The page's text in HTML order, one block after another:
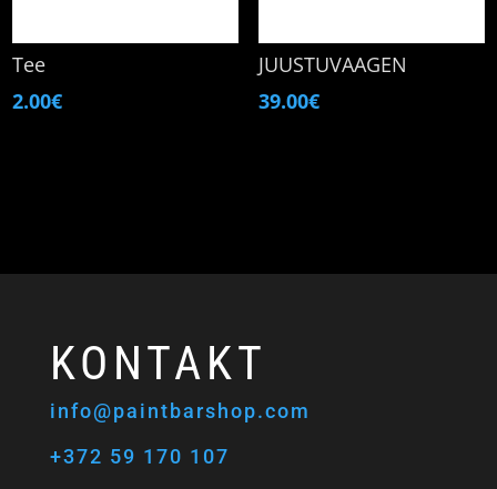
Tee
2.00€
JUUSTUVAAGEN
39.00€
KONTAKT
info@paintbarshop.com
+372 59 170 107